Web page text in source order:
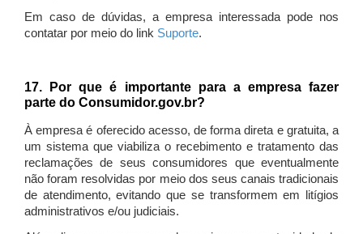
Em caso de dúvidas, a empresa interessada pode nos
contatar por meio do link Suporte.
17. Por que é importante para a empresa fazer
parte do Consumidor.gov.br?
À empresa é oferecido acesso, de forma direta e gratuita, a
um sistema que viabiliza o recebimento e tratamento das
reclamações de seus consumidores que eventualmente
não foram resolvidas por meio dos seus canais tradicionais
de atendimento, evitando que se transformem em litígios
administrativos e/ou judiciais.